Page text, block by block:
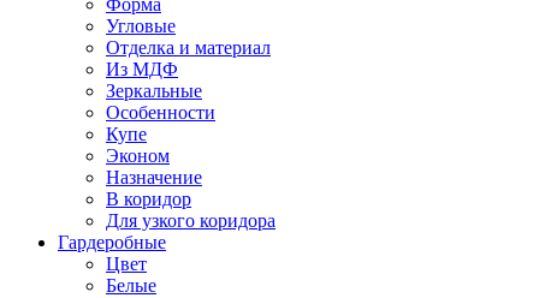
Форма
Угловые
Отделка и материал
Из МДФ
Зеркальные
Особенности
Купе
Эконом
Назначение
В коридор
Для узкого коридора
Гардеробные
Цвет
Белые